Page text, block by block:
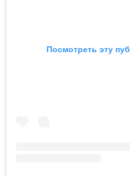
Посмотреть эту